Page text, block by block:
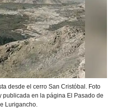
desde el cerro San Cristóbal. Foto
en la página El Pasado de
Lurigancho.